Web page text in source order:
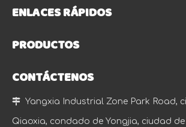
ENLACES RÁPIDOS
PRODUCTOS
CONTÁCTENOS
 Yangxia Industrial Zone Park Road,
Qiaoxia, condado de Yongjia, ciudad de